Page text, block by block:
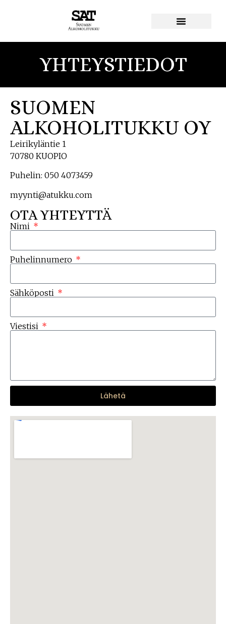
YHTEYSTIEDOT
SUOMEN
ALKOHOLITUKKU OY
Leirikyläntie 1
70780 KUOPIO
Puhelin: 050 4073459
myynti@atukku.com
OTA YHTEYTTÄ
Nimi
Puhelinnumero
Sähköposti
Viestisi
Lähetä